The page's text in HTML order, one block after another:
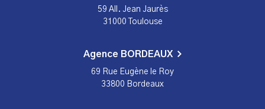
59 All. Jean Jaurès
31000 Toulouse
Agence BORDEAUX
69 Rue Eugène le Roy
33800 Bordeaux